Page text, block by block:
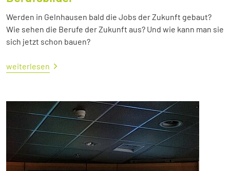
Werden in Gelnhausen bald die Jobs der Zukunft gebaut?
Wie sehen die Berufe der Zukunft aus? Und wie kann man sie
sich jetzt schon bauen?
weiterlesen